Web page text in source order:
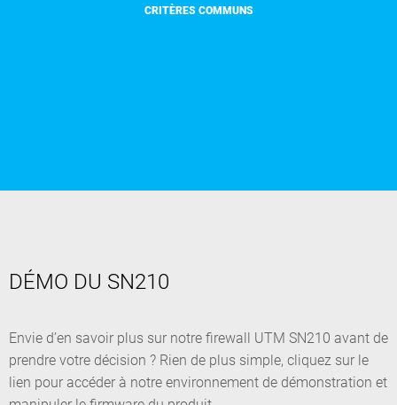
CRITÈRES COMMUNS
DÉMO DU SN210
Envie d’en savoir plus sur notre firewall UTM SN210 avant de
prendre votre décision ? Rien de plus simple, cliquez sur le
lien pour accéder à notre environnement de démonstration et